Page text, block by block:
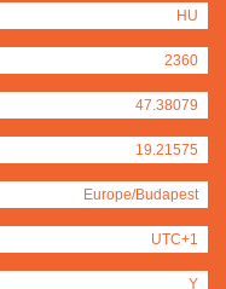
HU
2360
47.38079
19.21575
Europe/Budapest
UTC+1
Y